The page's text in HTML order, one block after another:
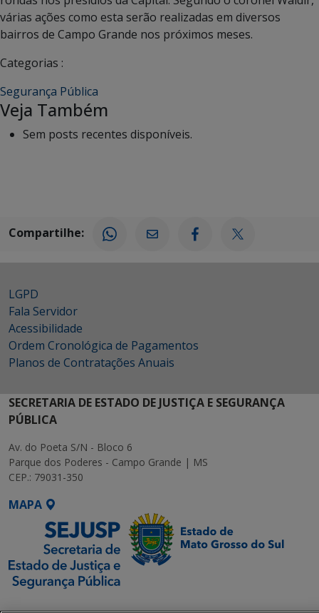
várias ações como esta serão realizadas em diversos
bairros de Campo Grande nos próximos meses.
Categorias :
Segurança Pública
Veja Também
Sem posts recentes disponíveis.
Compartilhe:
LGPD
Fala Servidor
Acessibilidade
Ordem Cronológica de Pagamentos
Planos de Contratações Anuais
SECRETARIA DE ESTADO DE JUSTIÇA E SEGURANÇA
PÚBLICA
Av. do Poeta S/N - Bloco 6
Parque dos Poderes - Campo Grande | MS
CEP.: 79031-350
MAPA